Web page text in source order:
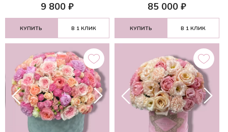
9 800 ₽
КУПИТЬ В 1 КЛИК
85 000 ₽
КУПИТЬ В 1 КЛИК